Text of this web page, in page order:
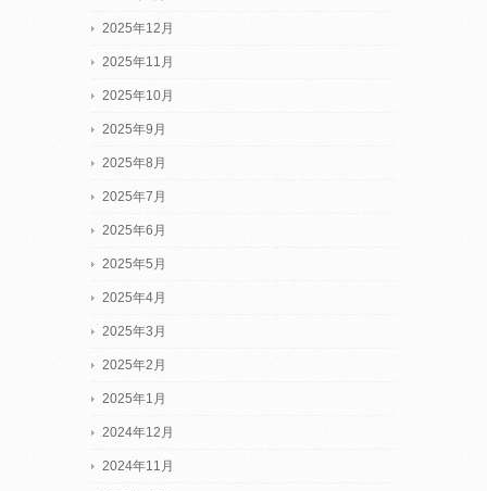
2025年12月
2025年11月
2025年10月
2025年9月
2025年8月
2025年7月
2025年6月
2025年5月
2025年4月
2025年3月
2025年2月
2025年1月
2024年12月
2024年11月